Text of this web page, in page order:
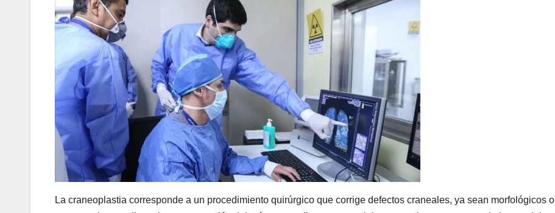
La craneoplastia corresponde a un procedimiento quirúrgico que corrige defectos craneales, ya sean morfológicos o